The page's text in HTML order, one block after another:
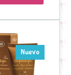
Nuevo